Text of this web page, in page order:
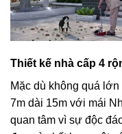
Thiết kế nhà cấp 4
Mặc dù không quá
7m dài 15m với mái
quan tâm vì sự độc